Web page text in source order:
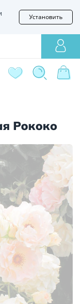
Установить
Рококо